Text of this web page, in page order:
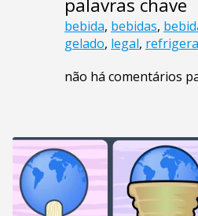
palavras chave
bebida, bebidas,
gelado, legal,
não há comentários